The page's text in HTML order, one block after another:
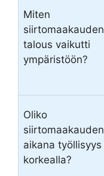
Miten
siirtomaakauden
talous vaikutti
ympäristöön?
Oliko
siirtomaakauden
aikana työllisyys
korkealla?